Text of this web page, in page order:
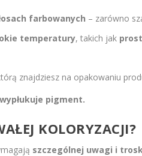
farbowanych – zarówno
temperatury, takich jak
znajdziesz na opakowaniu
pigment.
KOLORYZACJI?
szczególnej uwagi i